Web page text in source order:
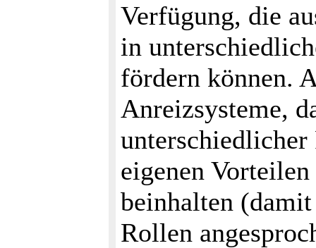
Verfügung, die
in
fördern können.
Anreizsysteme,
eigenen
beinhalten (damit
Rollen